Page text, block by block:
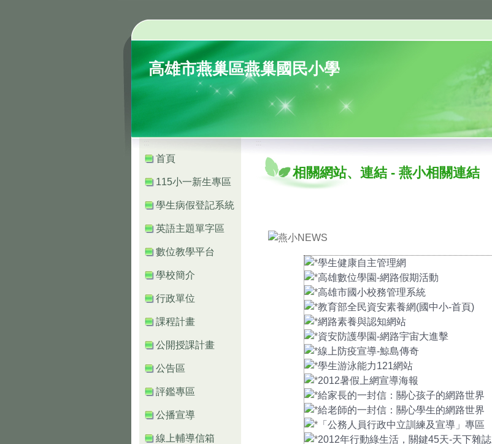
高雄市燕巢區燕巢國民小學
:::
首頁
115小一新生專區
學生病假登記系統
英語主題單字區
數位教學平台
學校簡介
行政單位
課程計畫
公開授課計畫
公告區
評鑑專區
公播宣導
線上輔導信箱
:::
相關網站、連結 - 燕小相關連結
學生健康自主管理網
高雄數位學園-網路假期活動
高雄市國小校務管理系統
教育部全民資安素養網(國中小-首頁)
網路素養與認知網站
資安防護學園-網路宇宙大進擊
線上防疫宣導-鯨島傳奇
學生游泳能力121網站
2012暑假上網宣導海報
給家長的一封信：關心孩子的網路世界
給老師的一封信：關心學生的網路世界
「公務人員行政中立訓練及宣導」專區
2012年行動綠生活，關鍵45天-天下雜誌